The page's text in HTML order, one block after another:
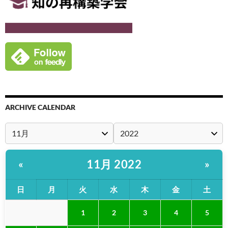
ARCHIVE CALENDAR
« 11月 2022 »
日 月 火 水 木 金 土
1 2 3 4 5